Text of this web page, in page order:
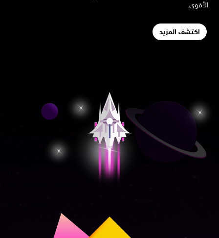
اكتشف المزيد